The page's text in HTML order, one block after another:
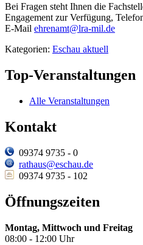
Bei Fragen steht Ihnen die
Engagement zur Verfügung,
E‑Mail ehrenamt@lra-mil.de
Kategorien: Eschau aktuell
Top-Veranstaltungen
Alle Veranstaltungen
Kontakt
09374 9735 - 0
rathaus@eschau.de
09374 9735 - 102
Öffnungszeiten
Montag, Mittwoch und Freitag
08:00 - 12:00 Uhr